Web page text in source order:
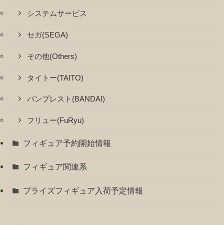
システムサービス
セガ(SEGA)
その他(Others)
タイトー(TAITO)
バンプレスト(BANDAI)
フリュー(FuRyu)
フィギュア予約開始情報
フィギュア関連系
プライズフィギュア入荷予定情報